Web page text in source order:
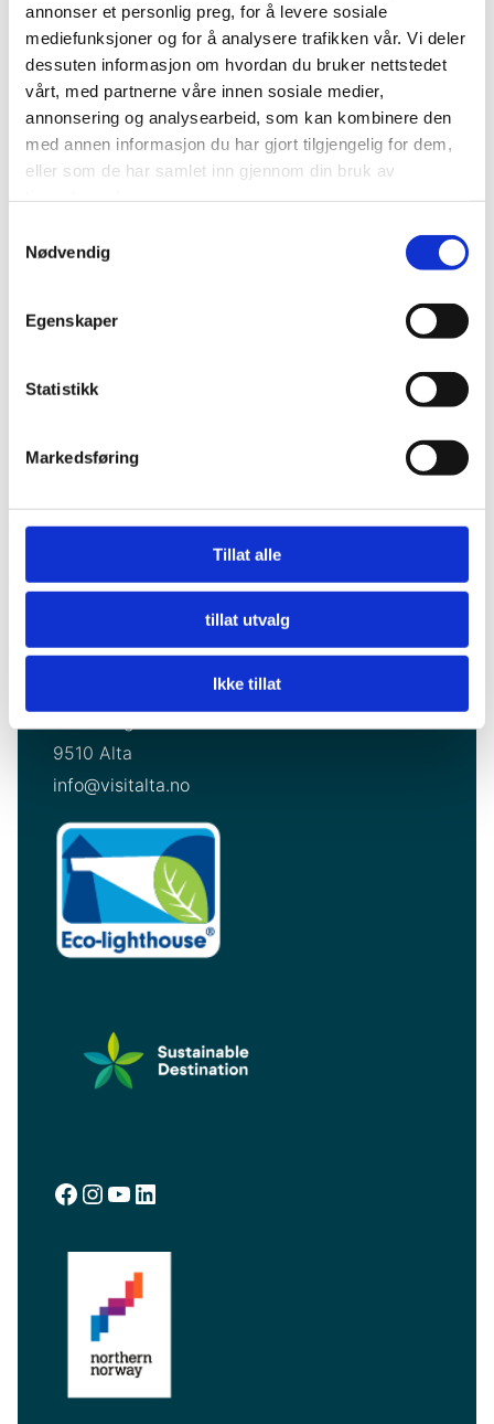
annonser et personlig preg, for å levere sosiale
mediefunksjoner og for å analysere trafikken vår. Vi deler
dessuten informasjon om hvordan du bruker nettstedet
vårt, med partnerne våre innen sosiale medier,
annonsering og analysearbeid, som kan kombinere den
med annen informasjon du har gjort tilgjengelig for dem,
eller som de har samlet inn gjennom din bruk av
Nødvendig
Egenskaper
Statistikk
Markedsføring
Tillat alle
tillat utvalg
Ikke tillat
Private
transportation
services
Day Trip with ATV
Privacy
9510 Alta
info@visitalta.no
Facebook
Instagram
YouTube
LinkedIn